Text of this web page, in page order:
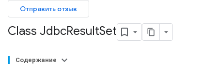
Отправить отзыв
Class JdbcResultSet
Содержание